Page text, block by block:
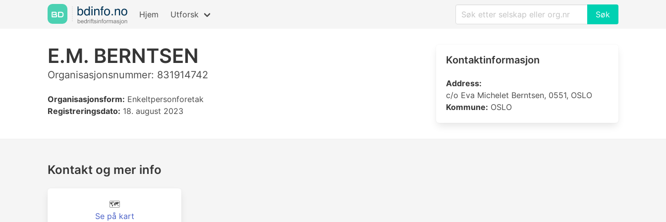
Hjem Utforsk Søk
E.M. BERNTSEN
Organisasjonsnummer: 831914742
Organisasjonsform: Enkeltpersonforetak
Registreringsdato: 18. august 2023
Kontaktinformasjon
Address:
c/o Eva Michelet Berntsen, 0551, OSLO
Kommune: OSLO
Kontakt og mer info
🗺️
Se på kart